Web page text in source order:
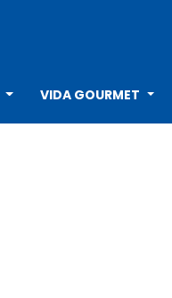
VIDA GOURMET